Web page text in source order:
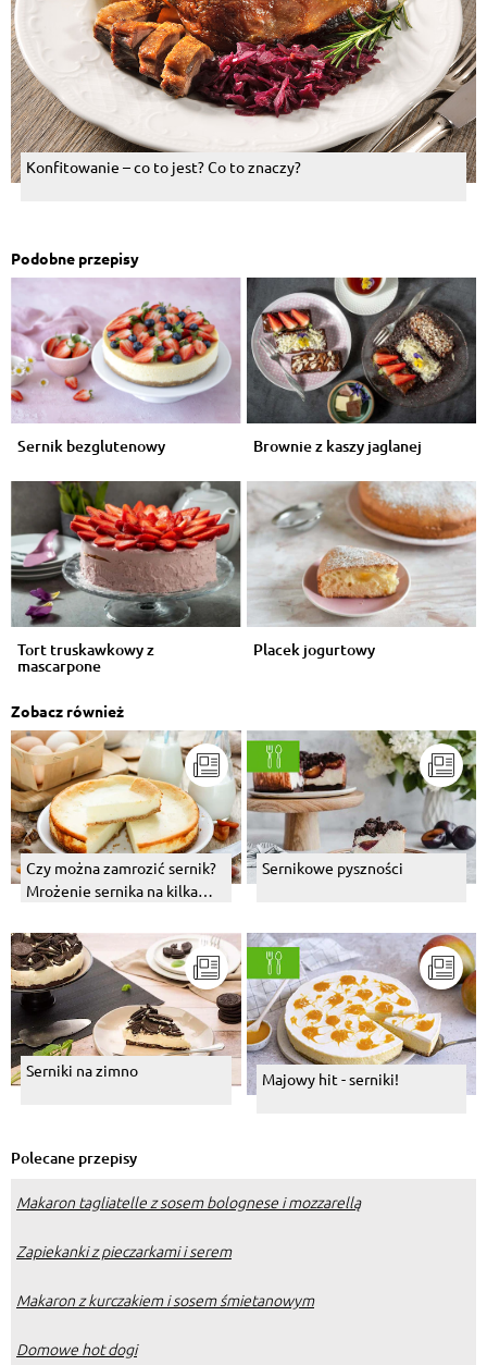
Konfitowanie – co to jest? Co to znaczy?
Podobne przepisy
Sernik bezglutenowy Brownie z kaszy jaglanej
Tort truskawkowy z
mascarpone
Placek jogurtowy
Zobacz również
Czy można zamrozić sernik?
Mrożenie sernika na kilka
Sernikowe pyszności
Serniki na zimno Majowy hit - serniki!
Polecane przepisy
Makaron tagliatelle z sosem bolognese i mozzarellą
Zapiekanki z pieczarkami i serem
Makaron z kurczakiem i sosem śmietanowym
Domowe hot dogi